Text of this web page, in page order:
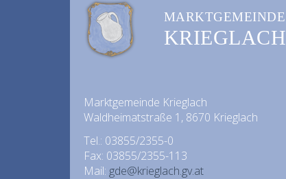
MARKTGEMEINDE
KRIEGLACH
Marktgemeinde Krieglach
Waldheimatstraße 1, 8670 Krieglach
Tel.: 03855/2355-0
Fax: 03855/2355-113
Mail: gde@krieglach.gv.at